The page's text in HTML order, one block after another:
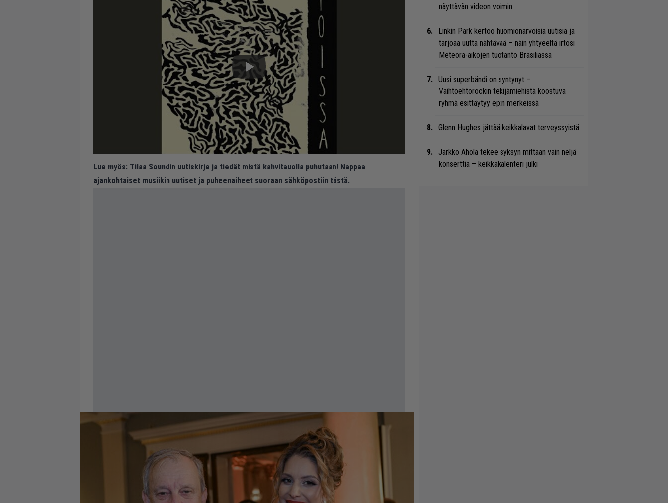
Lue myös: Tilaa Soundin uutiskirje ja tiedät mistä kahvitauolla puhutaan! Nappaa
ajankohtaiset musiikin uutiset ja puheenaiheet suoraan sähköpostiin tästä.
näyttävän videon voimin
Linkin Park kertoo huomionarvoisia uutisia ja
tarjoaa uutta nähtävää – näin yhtyeeltä irtosi
Meteora-aikojen tuotanto Brasiliassa
Uusi superbändi on syntynyt –
Vaihtoehtorockin tekijämiehistä koostuva
ryhmä esittäytyy ep:n merkeissä
Glenn Hughes jättää keikkalavat terveyssyistä
Jarkko Ahola tekee syksyn mittaan vain neljä
konserttia – keikkakalenteri julki